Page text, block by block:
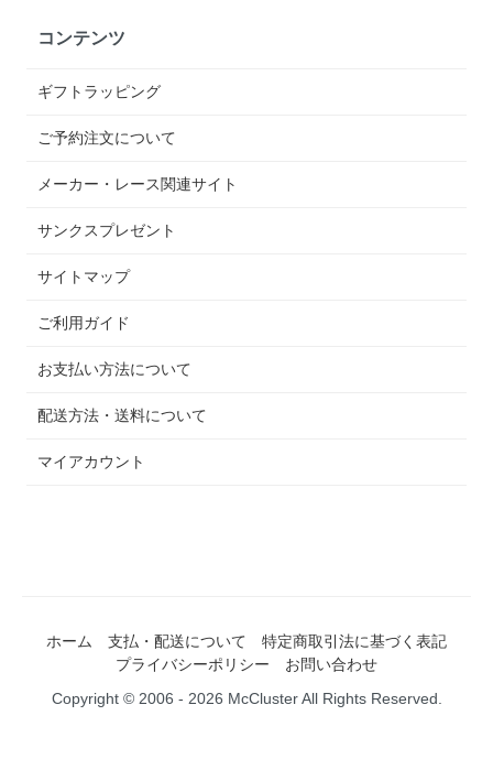
コンテンツ
ギフトラッピング
ご予約注文について
メーカー・レース関連サイト
サンクスプレゼント
サイトマップ
ご利用ガイド
お支払い方法について
配送方法・送料について
マイアカウント
ホーム 支払・配送について
特定商取引法に基づく表記
プライバシーポリシー
お問い合わせ
Copyright © 2006 - 2026 McCluster All Rights Reserved.